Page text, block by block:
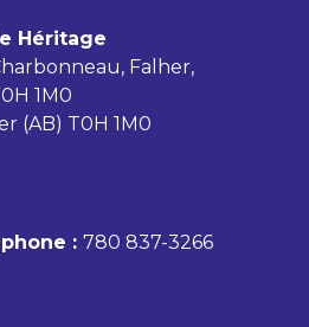
Héritage
Falher,
1M0
(AB) T0H 1M0
: 780 837-3266